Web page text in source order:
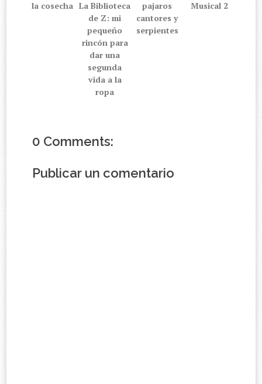
la cosecha La Biblioteca
de Z: mi
pequeño
rincón para
dar una
segunda
vida a la
ropa
pajaros
cantores y
serpientes
Musical 2
0 Comments:
Publicar un comentario